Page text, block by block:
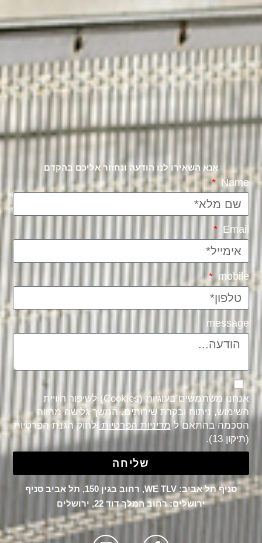
אנא השאירו לנו הודעה ונחזור אליכם בהקדם
Name
Email
mobile
message
אנחנו משתמשים בעוגיות (Cookies) לשיפור חוויית
השימוש, ניתוח ובקרת שירותים. המשך גלישה מהווה
הסכמה בהתאם למדיניות הפרטיות ולחוק הגנת הפרטיות
(תיקון 13).
שליחה
סניף תל אביב: WE TLV, רחוב בגין 150, תל אביב סניף
ירושלים: רחוב המלך דוד 22, ירושלים